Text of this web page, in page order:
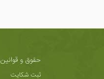
حقوق و قوانین
ثبت شکایت